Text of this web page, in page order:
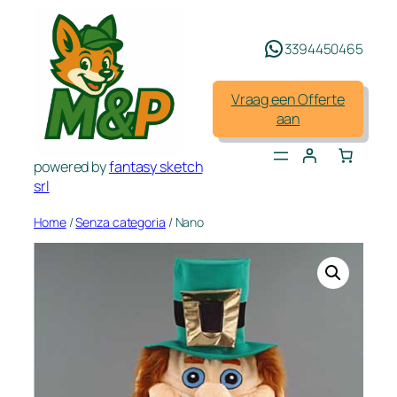
powered byfantasy sketch
srl
3394450465
Vraag een Offerte
aan
Home/Senza categoria / Nano